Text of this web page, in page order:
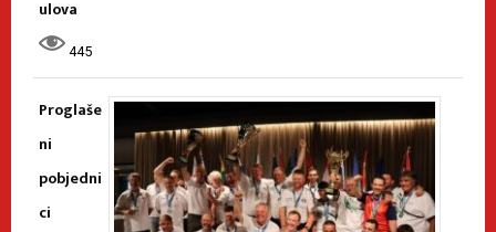
ulova
445
Proglaše
ni
pobjedni
ci